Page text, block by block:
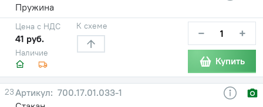
Пружина
Наличие
Цена с НДС
41 руб.
К схеме − +
Купить
23
700.17.01.033-1